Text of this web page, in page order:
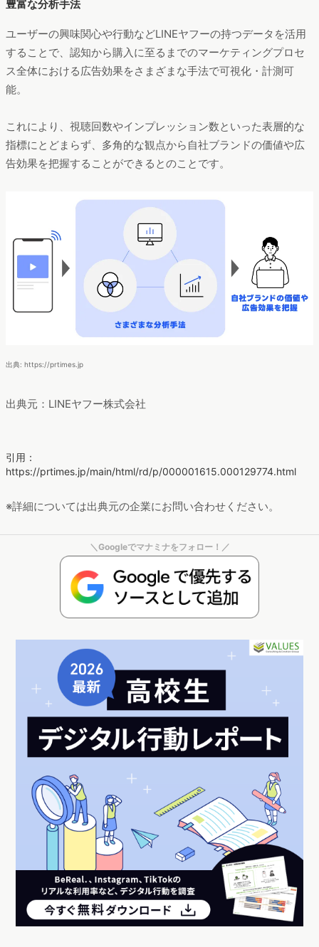
豊富な分析手法
ユーザーの興味関心や行動などLINEヤフーの持つデータを活用
することで、認知から購入に至るまでのマーケティングプロセ
ス全体における広告効果をさまざまな手法で可視化・計測可
能。
これにより、視聴回数やインプレッション数といった表層的な
指標にとどまらず、多角的な観点から自社ブランドの価値や広
告効果を把握することができるとのことです。
出典: https://prtimes.jp
出典元：LINEヤフー株式会社
引用：
https://prtimes.jp/main/html/rd/p/000001615.000129774.html
※詳細については出典元の企業にお問い合わせください。
＼Googleでマナミナをフォロー！／